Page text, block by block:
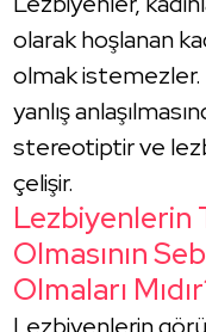
olarak hoşlanan
olmak istemezler.
yanlış
stereotiptir ve
çelişir.
Lezbiyenlerin
Olmasının
Olmaları